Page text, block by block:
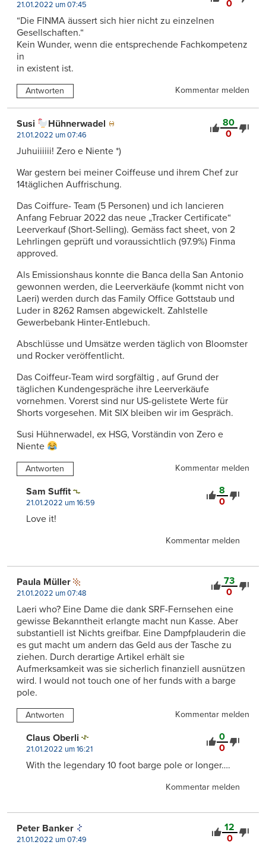
0
21.01.2022 um 07:45
“Die FINMA äussert sich hier nicht zu einzelnen
Gesellschaften.“
Kein Wunder, wenn die entsprechende Fachkompetenz
in
in existent ist.
Antworten Kommentar melden
80
0
Susi Hühnerwadel
21.01.2022 um 07:46
Juhuiiiiii! Zero e Niente *)
War gestern bei meiner Coiffeuse und ihrem Chef zur
14täglichen Auffrischung.
Das Coiffure- Team (5 Personen) und ich lancieren
Anfang Februar 2022 das neue „Tracker Certificate“
Leerverkauf (Short-Selling). Gemäss fact sheet, von 2
Lehrlingen geprüft und voraussichtlich (97.9%) Finma
approved.
Als Emissionshaus konnte die Banca della San Antonio
gewonnen werden, die Leerverkäufe (kommt nicht von
Laeri) werden durch das Family Office Gottstaub und
Luder in 8262 Ramsen abgewickelt. Zahlstelle
Gewerbebank Hinter-Entlebuch.
Abschlüsse und Umsätze werden täglich von Bloomster
und Rocker veröffentlicht.
Das Coiffeur-Team wird sorgfältig , auf Grund der
täglichen Kundengespräche ihre Leerverkäufe
vornehmen. Vorerst sind nur US-gelistete Werte für
Shorts vorgesehen. Mit SIX bleiben wir im Gespräch.
Susi Hühnerwadel, ex HSG, Vorständin von Zero e
Niente
Antworten Kommentar melden
8
0
Sam Suffit
21.01.2022 um 16:59
Love it!
Kommentar melden
73
0
Paula Müller
21.01.2022 um 07:48
Laeri who? Eine Dame die dank SRF-Fernsehen eine
gewisse Bekanntheit erlangte macht nun Kasse. Aber
substantiell ist Nichts greifbar. Eine Dampfplauderin die
es gut macht um andern das Geld aus der Tasche zu
ziehen. Durch derartige Artikel erhält sie
Aufmerksamkeit was sie sicherlich finanziell ausnützen
wird. I would not touch one of her funds with a barge
pole.
Antworten Kommentar melden
0
0
Claus Oberli
21.01.2022 um 16:21
With the legendary 10 foot barge pole or longer….
Kommentar melden
12
0
Peter Banker
21.01.2022 um 07:49